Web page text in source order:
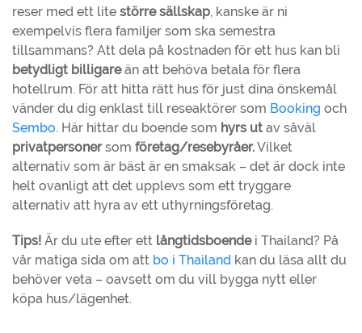
reser med ett lite större sällskap, kanske är ni
exempelvis flera familjer som ska semestra
tillsammans? Att dela på kostnaden för ett hus kan bli
betydligt billigareän att behöva betala för flera
hotellrum. För att hitta rätt hus för just dina önskemål
vänder du dig enklast till reseaktörer som Booking och
Sembo. Här hittar du boende som hyrs ut av såväl
privatpersonersom företag/resebyråer.Vilket
alternativ som är bäst är en smaksak – det är dock inte
helt ovanligt att det upplevs som ett tryggare
alternativ att hyra av ett uthyrningsföretag.
Tips! Är du ute efter ett långtidsboendei Thailand? På
vår matiga sida om att bo i Thailand kan du läsa allt du
behöver veta – oavsett om du vill bygga nytt eller
köpa hus/lägenhet.